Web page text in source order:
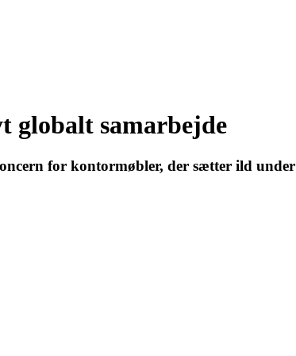
globalt samarbejde
for kontormøbler, der sætter ild